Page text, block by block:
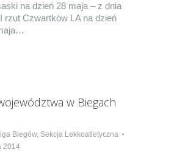
na dzień 28 maja – z dnia
rzut Czwartków LA na dzień
w Biegach
Biegów, Sekcja Lekkoatletyczna
2014